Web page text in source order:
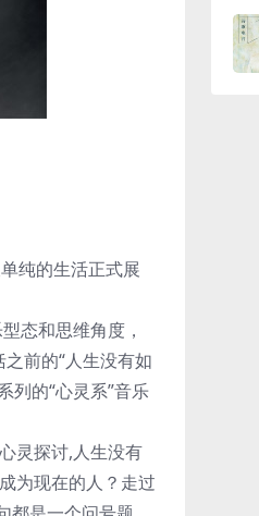
纯的生活正式展
态和思维角度，
前的“人生没有如
列的“心灵系”音乐
灵探讨,人生没有
为现在的人？走过